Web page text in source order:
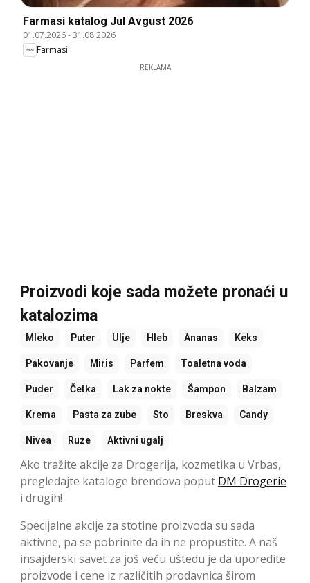
Farmasi katalog Jul Avgust 2026
01.07.2026-31.08.2026
Farmasi
REKLAMA
Proizvodi koje sada možete pronaći u
katalozima
Mleko Puter Ulje Hleb Ananas Keks
Pakovanje Miris Parfem Toaletna voda
Puder Četka Lak za nokte Šampon Balzam
Krema Pasta za zube Sto Breskva Candy
Nivea Ruze Aktivni ugalj
Ako tražite akcije za Drogerija, kozmetika u Vrbas,
pregledajte kataloge brendova poput DM Drogerie
i drugih!
Specijalne akcije za stotine proizvoda su sada
aktivne, pa se pobrinite da ih ne propustite. A naš
insajderski savet za još veću uštedu je da uporedite
proizvode i cene iz različitih prodavnica širom